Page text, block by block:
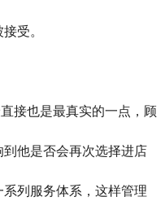
受。
接也是最真实的一点，顾
他是否会再次选择进店
列服务体系，这样管理